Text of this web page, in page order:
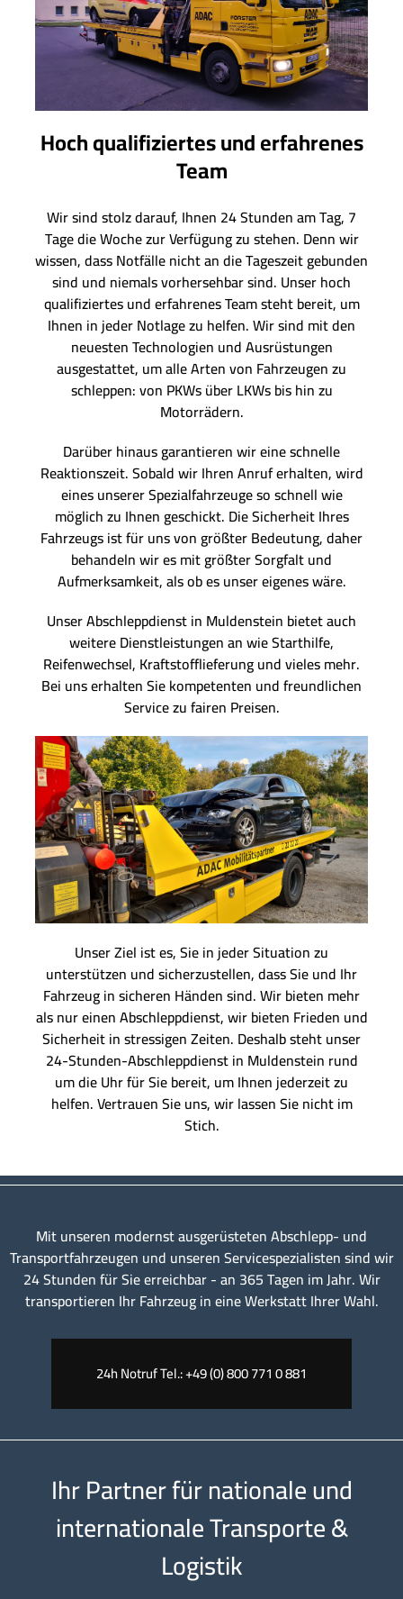
Hoch qualifiziertes und erfahrenes
Team
Wir sind stolz darauf, Ihnen 24 Stunden am Tag, 7
Tage die Woche zur Verfügung zu stehen. Denn wir
wissen, dass Notfälle nicht an die Tageszeit gebunden
sind und niemals vorhersehbar sind. Unser hoch
qualifiziertes und erfahrenes Team steht bereit, um
Ihnen in jeder Notlage zu helfen. Wir sind mit den
neuesten Technologien und Ausrüstungen
ausgestattet, um alle Arten von Fahrzeugen zu
schleppen: von PKWs über LKWs bis hin zu
Motorrädern.
Darüber hinaus garantieren wir eine schnelle
Reaktionszeit. Sobald wir Ihren Anruf erhalten, wird
eines unserer Spezialfahrzeuge so schnell wie
möglich zu Ihnen geschickt. Die Sicherheit Ihres
Fahrzeugs ist für uns von größter Bedeutung, daher
behandeln wir es mit größter Sorgfalt und
Aufmerksamkeit, als ob es unser eigenes wäre.
Unser Abschleppdienst in Muldenstein bietet auch
weitere Dienstleistungen an wie Starthilfe,
Reifenwechsel, Kraftstofflieferung und vieles mehr.
Bei uns erhalten Sie kompetenten und freundlichen
Service zu fairen Preisen.
Unser Ziel ist es, Sie in jeder Situation zu
unterstützen und sicherzustellen, dass Sie und Ihr
Fahrzeug in sicheren Händen sind. Wir bieten mehr
als nur einen Abschleppdienst, wir bieten Frieden und
Sicherheit in stressigen Zeiten. Deshalb steht unser
24-Stunden-Abschleppdienst in Muldenstein rund
um die Uhr für Sie bereit, um Ihnen jederzeit zu
helfen. Vertrauen Sie uns, wir lassen Sie nicht im
Stich.
Mit unseren modernst ausgerüsteten Abschlepp- und
Transportfahrzeugen und unseren Servicespezialisten sind wir
24 Stunden für Sie erreichbar - an 365 Tagen im Jahr. Wir
transportieren Ihr Fahrzeug in eine Werkstatt Ihrer Wahl.
24h Notruf Tel.: +49 (0) 800 771 0 881
Ihr Partner für nationale und
internationale Transporte &
Logistik